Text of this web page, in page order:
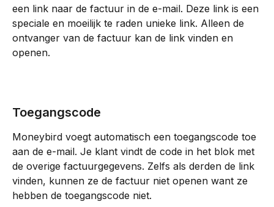
een link naar de factuur in de e-mail. Deze link is een
speciale en moeilijk te raden unieke link. Alleen de
ontvanger van de factuur kan de link vinden en
openen.
Toegangscode
Moneybird voegt automatisch een toegangscode toe
aan de e-mail. Je klant vindt de code in het blok met
de overige factuurgegevens. Zelfs als derden de link
vinden, kunnen ze de factuur niet openen want ze
hebben de toegangscode niet.